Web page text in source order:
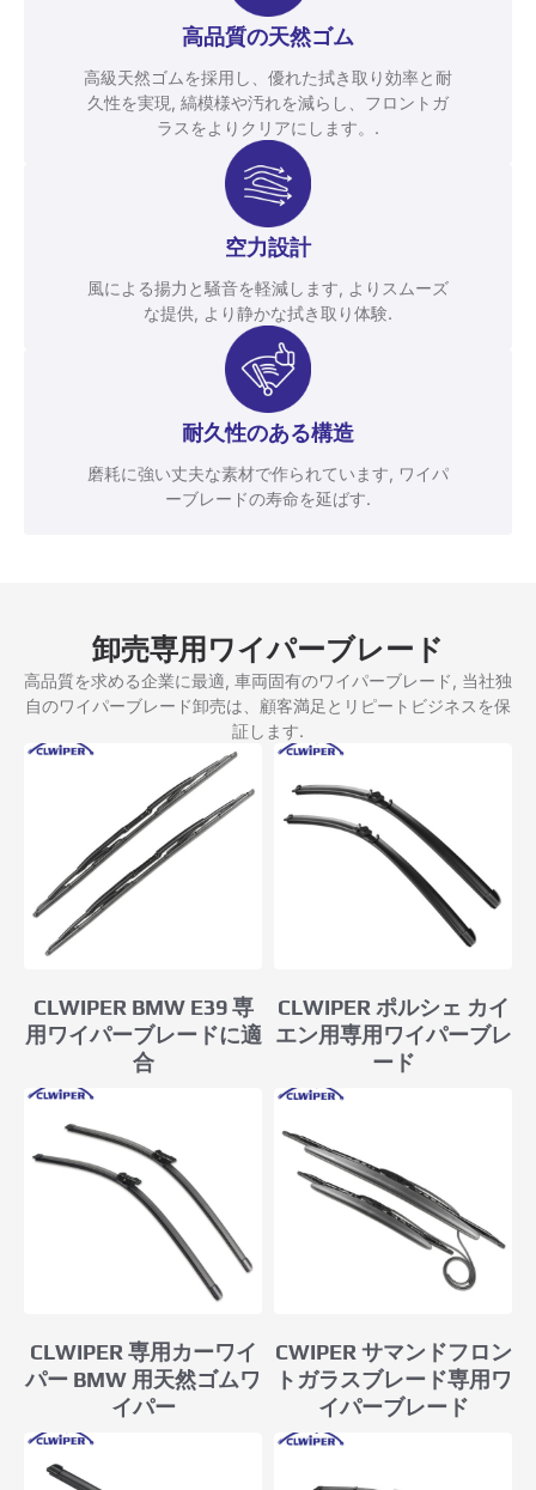
高品質の天然ゴム
高級天然ゴムを採用し、優れた拭き取り効率と耐
久性を実現, 縞模様や汚れを減らし、フロントガ
ラスをよりクリアにします。.
空力設計
風による揚力と騒音を軽減します, よりスムーズ
な提供, より静かな拭き取り体験.
耐久性のある構造
磨耗に強い丈夫な素材で作られています, ワイパ
ーブレードの寿命を延ばす.
卸売専用ワイパーブレード
高品質を求める企業に最適, 車両固有のワイパーブレード, 当社独
自のワイパーブレード卸売は、顧客満足とリピートビジネスを保
証します.
CLWIPER BMW E39 専
用ワイパーブレードに適
合
CLWIPER ポルシェ カイ
エン用専用ワイパーブレ
ード
CLWIPER 専用カーワイ
パー BMW 用天然ゴムワ
イパー
CWIPER サマンドフロン
トガラスブレード専用ワ
イパーブレード